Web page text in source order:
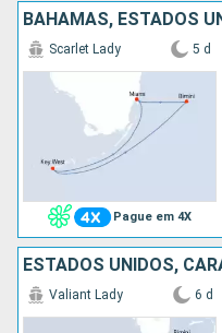
BAHAMAS, ESTADOS
Pague em 4X
Scarlet Lady 5 d
Valiant Lady 6 d